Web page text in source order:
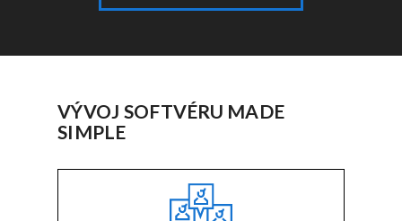
VÝVOJ SOFTVÉRU MADE
SIMPLE